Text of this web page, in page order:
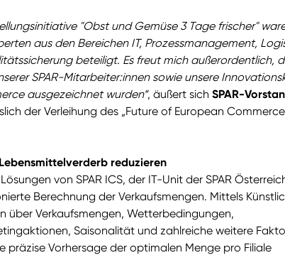
"Obst und Gemüse 3 Tage frischer"
aus den Bereichen IT, Prozessmanagement,
beteiligt. Es freut mich außerordentlich,
SPAR-Mitarbeiter:innen sowie unsere
ausgezeichnet wurden“, äußert sich SPAR-
der Verleihung des „Future of European Commerce
reduzieren
von SPAR ICS, der IT-Unit der SPAR
Berechnung der Verkaufsmengen. Mittels
über Verkaufsmengen, Wetterbedingungen,
Saisonalität und zahlreiche weitere
präzise Vorhersage der optimalen Menge pro Filiale